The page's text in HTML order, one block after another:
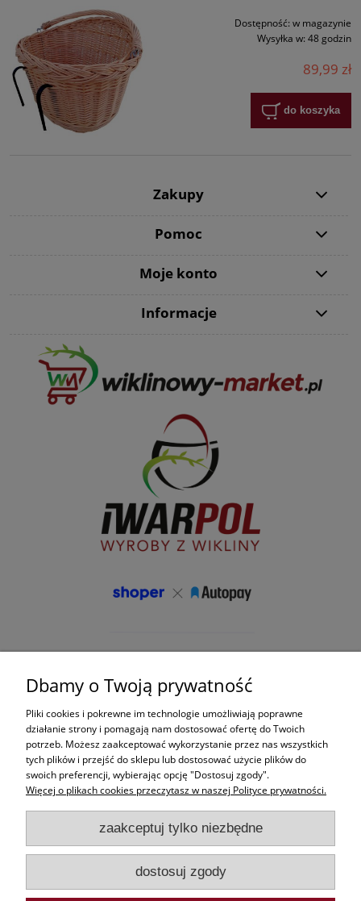
Dostępność: w magazynie
Wysyłka w: 48 godzin
89,99 zł
do koszyka
Zakupy
Pomoc
Moje konto
Informacje
Dbamy o Twoją prywatność
Pliki cookies i pokrewne im technologie umożliwiają poprawne
działanie strony i pomagają nam dostosować ofertę do Twoich
potrzeb. Możesz zaakceptować wykorzystanie przez nas wszystkich
tych plików i przejść do sklepu lub dostosować użycie plików do
swoich preferencji, wybierając opcję "Dostosuj zgody".
Więcej o plikach cookies przeczytasz w naszej Polityce prywatności.
zaakceptuj tylko niezbędne
dostosuj zgody